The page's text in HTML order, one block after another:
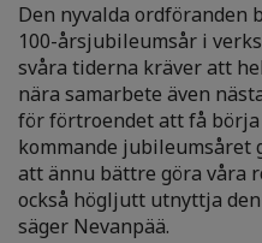
Den nyvalda ordföranden
100-årsjubileumsår i
svåra tiderna kräver att
nära samarbete även
för förtroendet att få
kommande jubileumsåret
att ännu bättre göra våra
också högljutt utnyttja
säger Nevanpää.